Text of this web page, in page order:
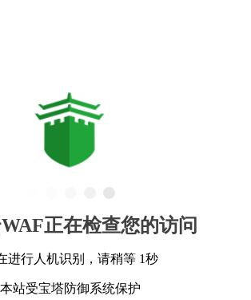
正在检查您的访问
进行人机识别，请稍等 1秒
本站受宝塔防御系统保护